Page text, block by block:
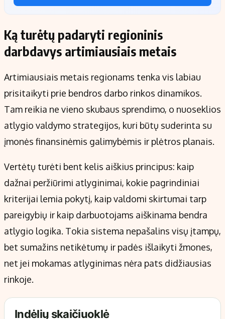
Ką turėtų padaryti regioninis
darbdavys artimiausiais metais
Artimiausiais metais regionams tenka vis labiau
prisitaikyti prie bendros darbo rinkos dinamikos.
Tam reikia ne vieno skubaus sprendimo, o nuoseklios
atlygio valdymo strategijos, kuri būtų suderinta su
įmonės finansinėmis galimybėmis ir plėtros planais.
Vertėtų turėti bent kelis aiškius principus: kaip
dažnai peržiūrimi atlyginimai, kokie pagrindiniai
kriterijai lemia pokytį, kaip valdomi skirtumai tarp
pareigybių ir kaip darbuotojams aiškinama bendra
atlygio logika. Tokia sistema nepašalins visų įtampų,
bet sumažins netikėtumų ir padės išlaikyti žmones,
net jei mokamas atlyginimas nėra pats didžiausias
rinkoje.